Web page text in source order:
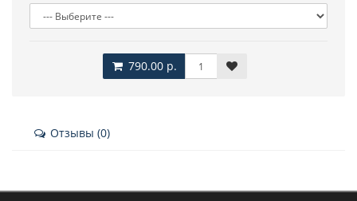
790.00 р.
Отзывы (0)